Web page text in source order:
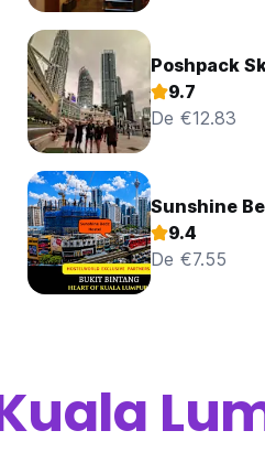
Poshpack
9.7
De €12.83
Sunshine
9.4
De €7.55